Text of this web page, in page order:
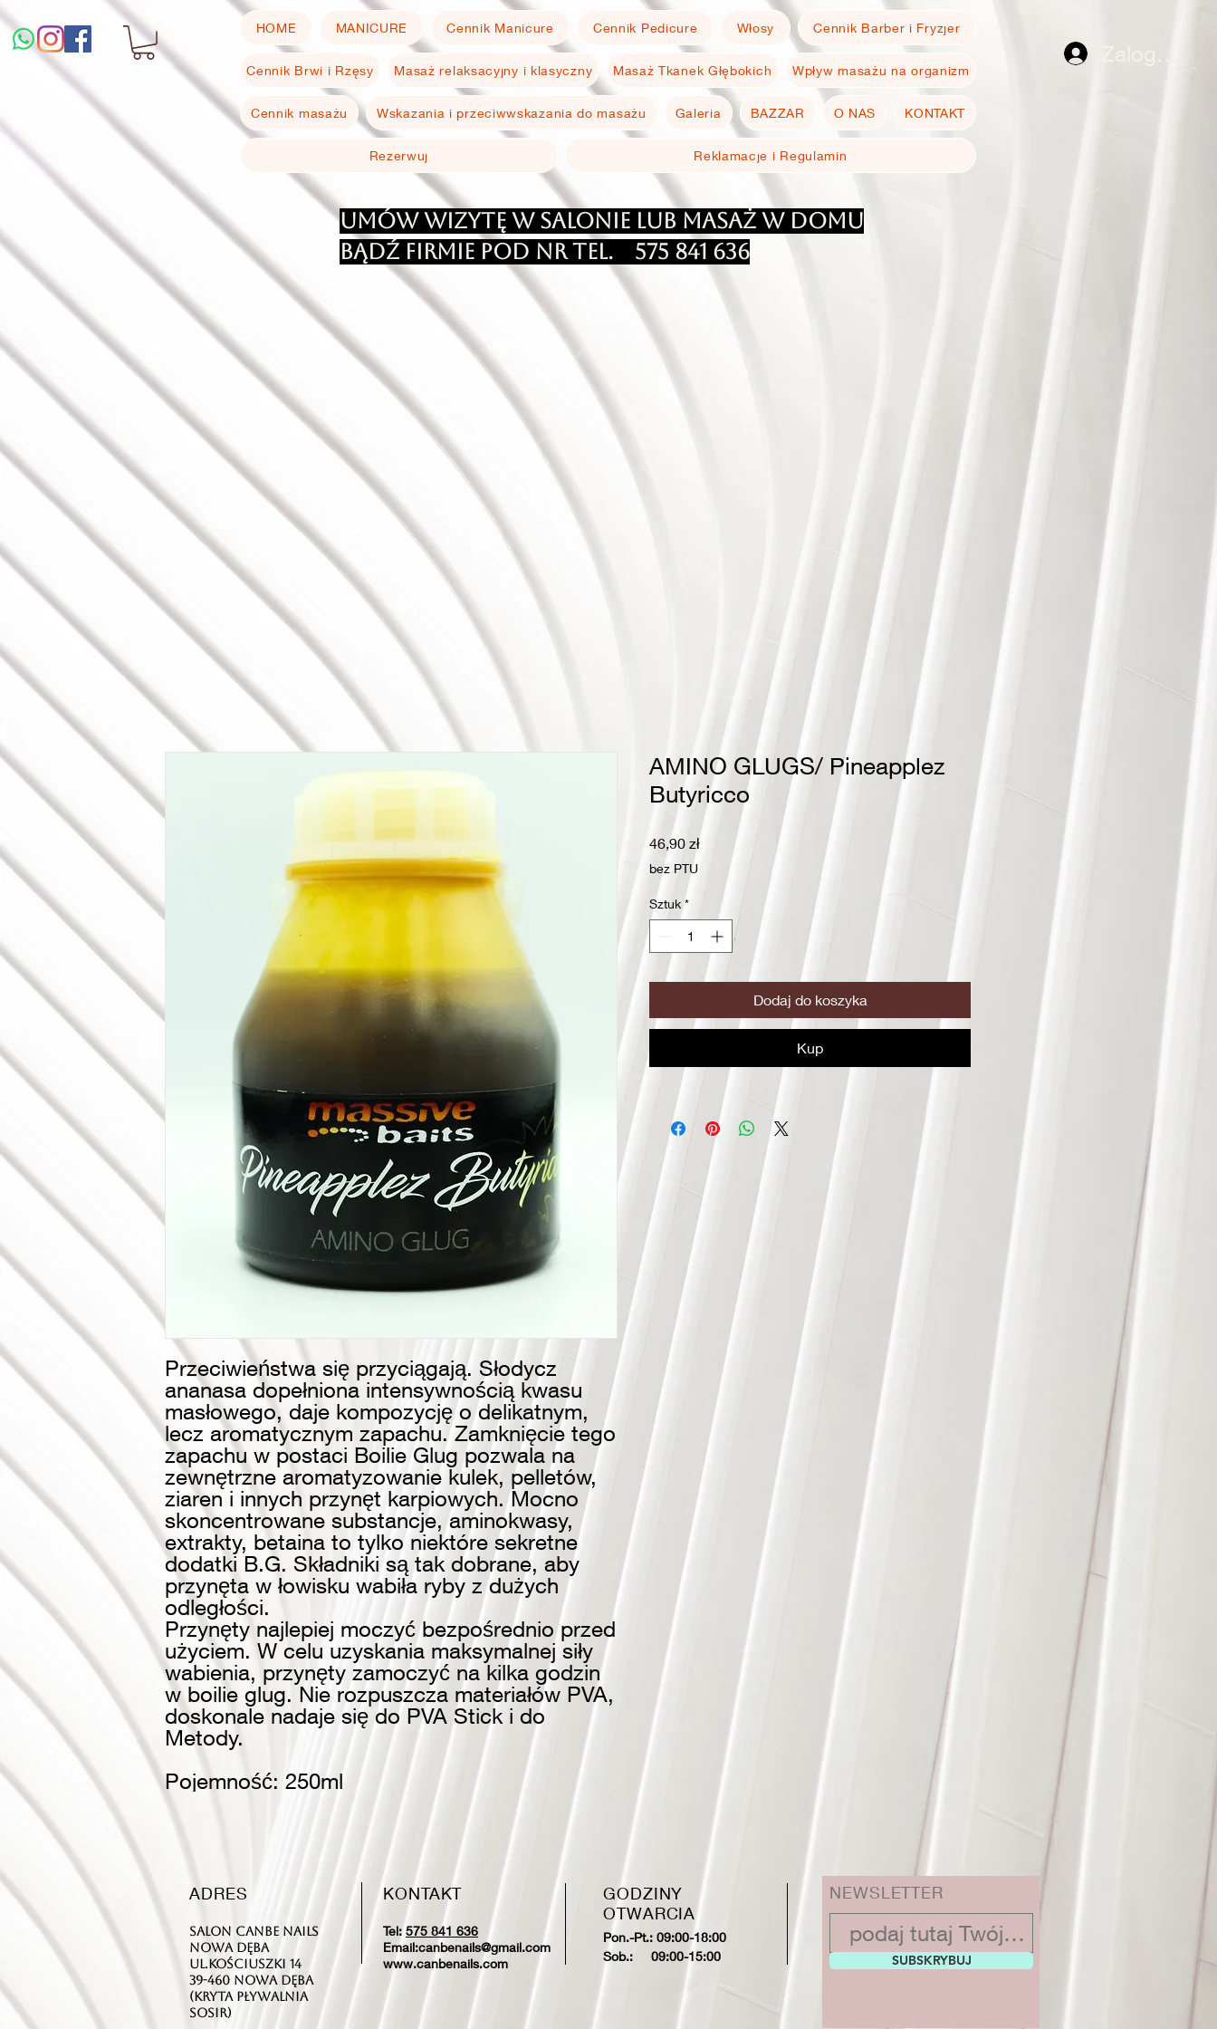
HOME MANICURE Cennik Manicure Cennik Pedicure Włosy Cennik Barber i Fryzjer
Cennik Brwi i Rzęsy Masaż relaksacyjny i klasyczny Masaż Tkanek Głębokich Wpływ masażu na organizm
Cennik masażu Wskazania i przeciwwskazania do masażu Galeria BAZZAR O NAS KONTAKT
Rezerwuj Reklamacje i Regulamin
Umów wizytę w salonie lub masaż w domu
bądź firmie pod Nr Tel. 575 841 636
Przeciwieństwa się przyciągają. Słodycz
ananasa dopełniona intensywnością kwasu
masłowego, daje kompozycję o delikatnym,
lecz aromatycznym zapachu. Zamknięcie tego
zapachu w postaci Boilie Glug pozwala na
zewnętrzne aromatyzowanie kulek, pelletów,
ziaren i innych przynęt karpiowych. Mocno
skoncentrowane substancje, aminokwasy,
extrakty, betaina to tylko niektóre sekretne
dodatki B.G. Składniki są tak dobrane, aby
przynęta w łowisku wabiła ryby z dużych
odległości.
Przynęty najlepiej moczyć bezpośrednio przed
użyciem. W celu uzyskania maksymalnej siły
wabienia, przynęty zamoczyć na kilka godzin
w boilie glug. Nie rozpuszcza materiałów PVA,
doskonale nadaje się do PVA Stick i do
Metody.
Pojemność: 250ml
AMINO GLUGS/ Pineapplez
Butyricco
46,90 złCena
bez PTU
Sztuk *
Dodaj do koszyka
Kup
ADRES
Salon CanBe Nails
Nowa Dęba
ul.Kościuszki 14
39-460 Nowa Dęba
(kryta pływalnia
SOSiR)
KONTAKT
Tel:575 841 636
Email:canbenails@gmail.com
www.canbenails.com
GODZINY
OTWARCIA
Pon.-Pt.: 09:00-18:00
Sob.: 09:00-15:00
NEWSLETTER
SUBSKRYBUJ